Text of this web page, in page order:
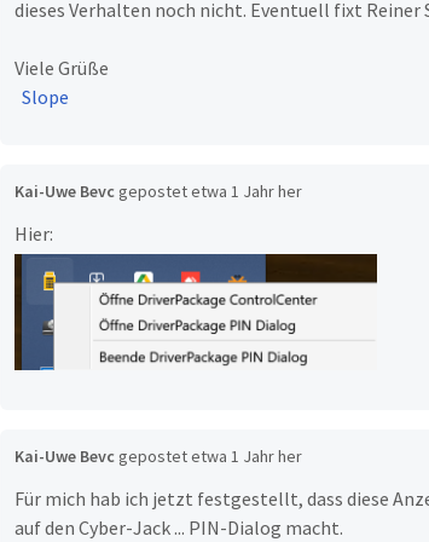
dieses Verhalten noch nicht. Eventuell fixt Reiner
Viele Grüße
Slope
Kai-Uwe Bevc gepostetetwa 1 Jahr her
Hier:
Kai-Uwe Bevc gepostetetwa 1 Jahr her
Für mich hab ich jetzt festgestellt, dass diese
auf den Cyber-Jack ... PIN-Dialog macht.